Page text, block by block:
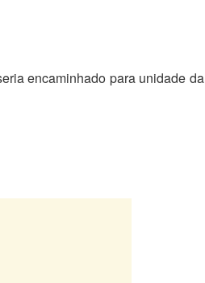
encaminhado para unidade da